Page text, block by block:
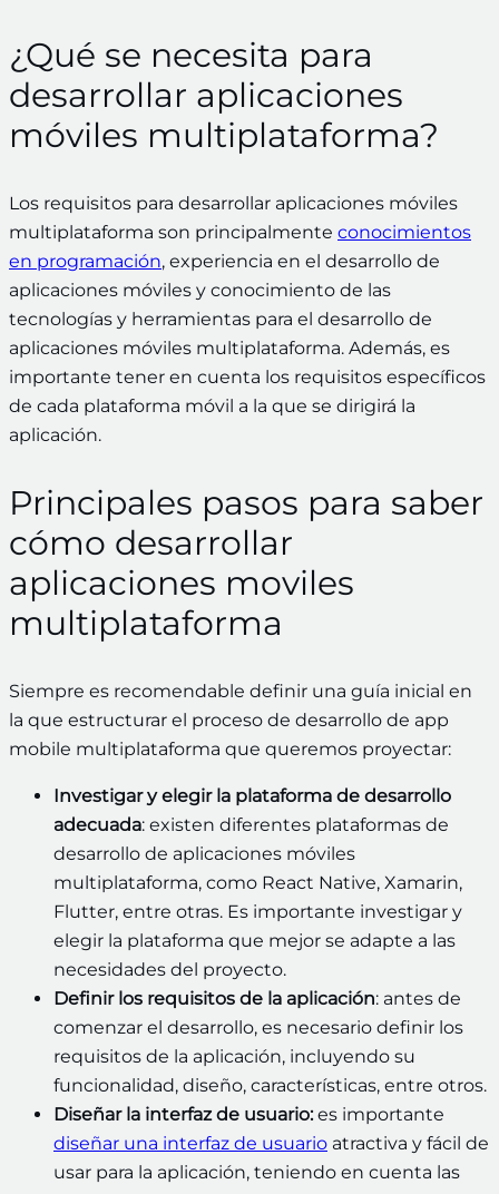
¿Qué se necesita para
desarrollar aplicaciones
móviles multiplataforma?
Los requisitos para desarrollar aplicaciones móviles
multiplataforma son principalmente conocimientos
en programación, experiencia en el desarrollo de
aplicaciones móviles y conocimiento de las
tecnologías y herramientas para el desarrollo de
aplicaciones móviles multiplataforma. Además, es
importante tener en cuenta los requisitos específicos
de cada plataforma móvil a la que se dirigirá la
aplicación.
Principales pasos para saber
cómo desarrollar
aplicaciones moviles
multiplataforma
Siempre es recomendable definir una guía inicial en
la que estructurar el proceso de desarrollo de app
mobile multiplataforma que queremos proyectar:
Investigar y elegir la plataforma de desarrollo
adecuada: existen diferentes plataformas de
desarrollo de aplicaciones móviles
multiplataforma, como React Native, Xamarin,
Flutter, entre otras. Es importante investigar y
elegir la plataforma que mejor se adapte a las
necesidades del proyecto.
Definir los requisitos de la aplicación: antes de
comenzar el desarrollo, es necesario definir los
requisitos de la aplicación, incluyendo su
funcionalidad, diseño, características, entre otros.
Diseñar la interfaz de usuario:es importante
diseñar una interfaz de usuario atractiva y fácil de
usar para la aplicación, teniendo en cuenta las